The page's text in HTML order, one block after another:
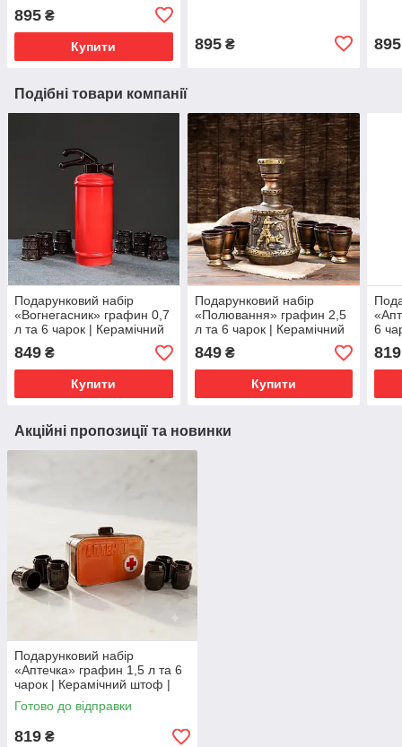
Батька, Друга,
Начальника.
895 ₴
Купити 895₴ 895
Подібні товари компанії
Подарунковий набір
«Вогнегасник» графин 0,7
л та 6 чарок | Керамічний
штоф | Подарунок
пожежнику, рятувальнику,
чоловіку
849 ₴
Купити
Подарунковий набір
«Полювання» графин 2,5
л та 6 чарок | Керамічний
штоф | Подарунок
мисливцю, чоловіку |
Набір для коньяку
849₴
Купити
6
819
Акційні пропозиції та новинки
Подарунковий набір
«Аптечка» графин 1,5 л та 6
чарок | Керамічний штоф |
Подарунок лікарю, медику,
чоловіку
Готово до відправки
819 ₴